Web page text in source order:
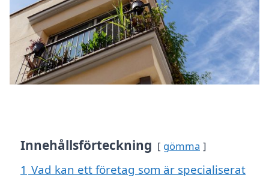
Innehållsförteckning gömma
1 Vad kan ett företag som är specialiserat